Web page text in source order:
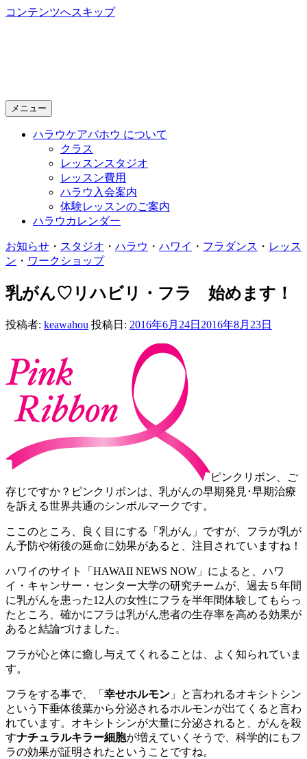
コンテンツへスキップ
メニュー
ハラウケアバホウ について
クラス
レッスンスタジオ
レッスン費用
ハラウ入会案内
体験レッスンのご案内
ハラウカレンダー
お知らせ ・ スタジオ ・ ハラウ ・ ハワイ ・ フラダンス ・ レッス
ン ・ ワークショップ
乳がん♡リハビリ・フラ 始めます！
投稿者: keawahou 投稿日: 2016年6月24日 2016年8月23日
ピンクリボン、ご
存じですか？ピンクリボンは、乳がんの早期発見･早期治療
を訴える世界共通のシンボルマークです。
ここのところ、良く目にする「乳がん」ですが、フラが乳が
ん予防や術後の延命に効果があると、注目されていますね！
ハワイのサイト「HAWAII NEWS NOW」によると、ハワ
イ・キャンサー・センター大学の研究チームが、過去５年間
に乳がんを患った12人の女性にフラを半年間体験してもらっ
たところ、確かにフラは乳がん患者の生存率を高める効果が
あると結論づけました。
フラが心と体に癒し与えてくれることは、よく知られていま
す。
フラをする事で、「 幸せホルモン 」と言われるオキシトシン
という下垂体後葉から分泌されるホルモンが出てくると言わ
れています。オキシトシンが大量に分泌されると、がんを殺
すナチュラルキラー細胞が増えていくそうで、科学的にもフ
ラの効果が証明されたということですね。